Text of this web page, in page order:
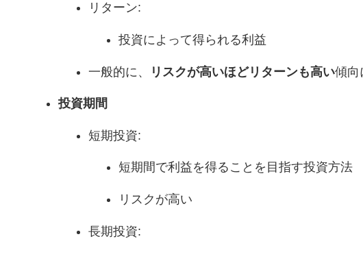
リターン:
投資によって得られる利益
一般的に、 リスクが高いほどリターンも高い傾向
投資期間
短期投資:
短期間で利益を得ることを目指す投資方法
リスクが高い
長期投資: